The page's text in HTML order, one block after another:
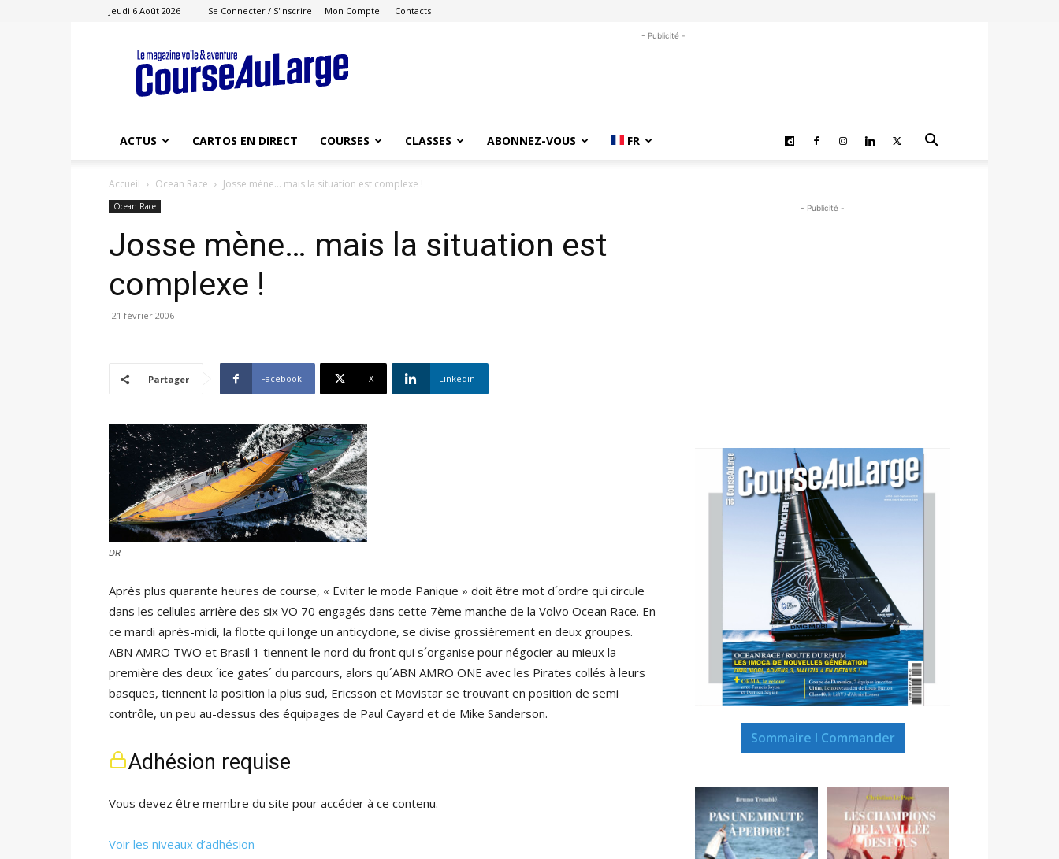
Jeudi 6 Août 2026 Se Connecter / S'inscrire Mon Compte Contacts
Course
au
Large
- Publicité -
ACTUS CARTOS EN DIRECT COURSES CLASSES ABONNEZ-VOUS FR
Accueil Ocean Race Josse mène… mais la situation est complexe !
Ocean Race
Josse mène… mais la situation est
complexe !
21 février 2006
Partager Facebook X Linkedin
DR
Après plus quarante heures de course, « Eviter le mode Panique » doit être mot d´ordre qui circule
dans les cellules arrière des six VO 70 engagés dans cette 7ème manche de la Volvo Ocean Race. En
ce mardi après-midi, la flotte qui longe un anticyclone, se divise grossièrement en deux groupes.
ABN AMRO TWO et Brasil 1 tiennent le nord du front qui s´organise pour négocier au mieux la
première des deux ´ice gates´ du parcours, alors qu´ABN AMRO ONE avec les Pirates collés à leurs
basques, tiennent la position la plus sud, Ericsson et Movistar se trouvant en position de semi
contrôle, un peu au-dessus des équipages de Paul Cayard et de Mike Sanderson.
Adhésion requise
Vous devez être membre du site pour accéder à ce contenu.
Voir les niveaux d’adhésion
- Publicité -
Sommaire I Commander